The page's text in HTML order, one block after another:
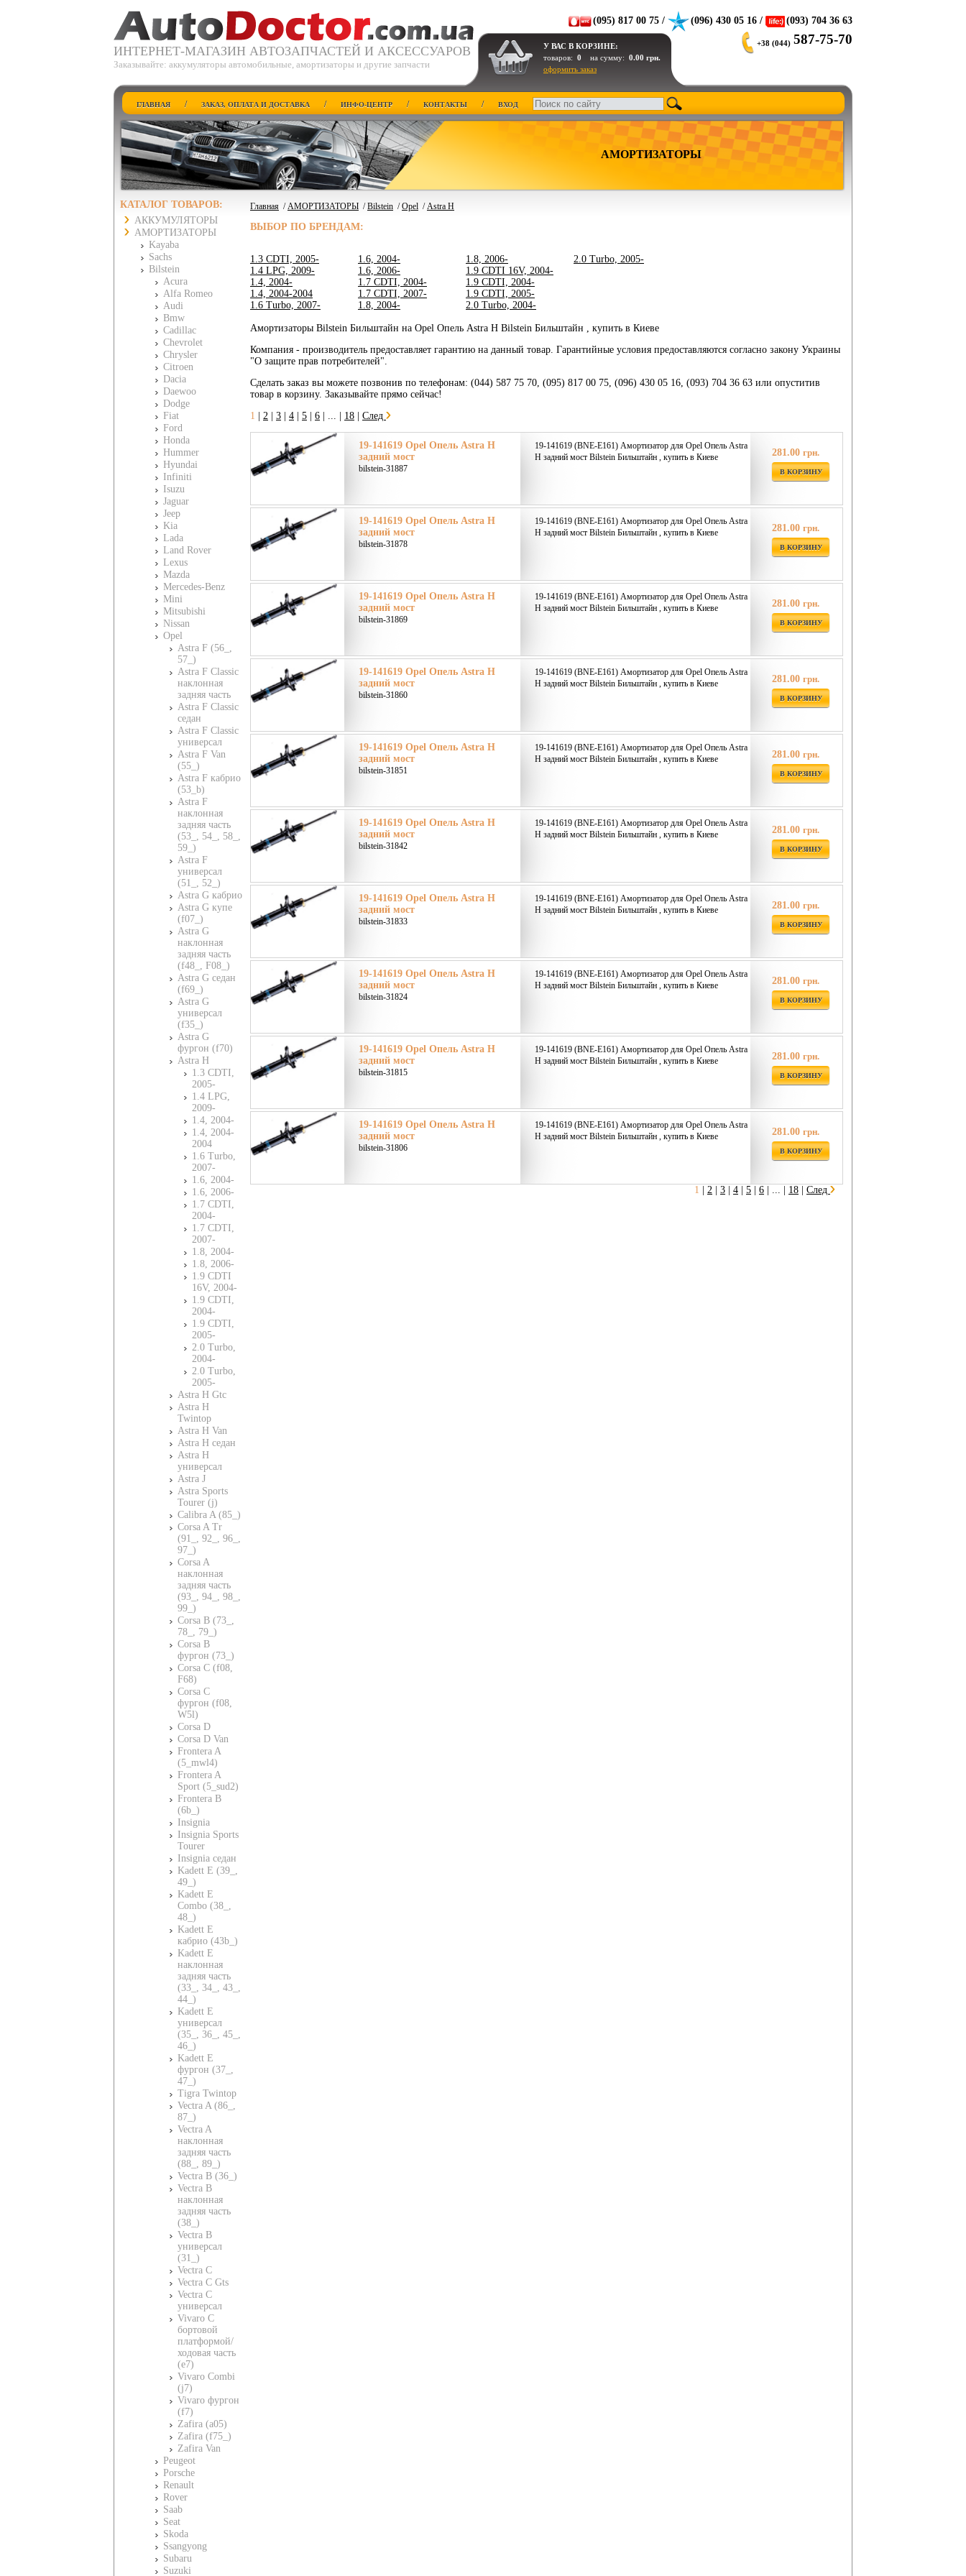
ИНТЕРНЕТ-МАГАЗИН АВТОЗАПЧАСТЕЙ И АКСЕССУАРОВ
Заказывайте: аккумуляторы автомобильные, амортизаторы и другие запчасти
(095) 817 00 75 / (096) 430 05 16 / (093) 704 36 63
У ВАС В КОРЗИНЕ:
товаров: 0 на сумму: 0.00 грн.
оформить заказ
+38 (044) 587-75-70
ГЛАВНАЯ / ЗАКАЗ, ОПЛАТА И ДОСТАВКА / ИНФО-ЦЕНТР / КОНТАКТЫ / ВХОД
АМОРТИЗАТОРЫ
КАТАЛОГ ТОВАРОВ:
АККУМУЛЯТОРЫ
АМОРТИЗАТОРЫ
Kayaba
Sachs
Bilstein
Acura
Alfa Romeo
Audi
Bmw
Cadillac
Chevrolet
Chrysler
Citroen
Dacia
Daewoo
Dodge
Fiat
Ford
Honda
Hummer
Hyundai
Infiniti
Isuzu
Jaguar
Jeep
Kia
Lada
Land Rover
Lexus
Mazda
Mercedes-Benz
Mini
Mitsubishi
Nissan
Opel
Astra F (56_,
57_)
Astra F Classic
наклонная
задняя часть
Astra F Classic
седан
Astra F Classic
универсал
Astra F Van
(55_)
Astra F кабрио
(53_b)
Astra F
наклонная
задняя часть
(53_, 54_, 58_,
59_)
Astra F
универсал
(51_, 52_)
Astra G кабрио
Astra G купе
(f07_)
Astra G
наклонная
задняя часть
(f48_, F08_)
Astra G седан
(f69_)
Astra G
универсал
(f35_)
Astra G
фургон (f70)
Astra H
1.3 CDTI,
2005-
1.4 LPG,
2009-
1.4, 2004-
1.4, 2004-
2004
1.6 Turbo,
2007-
1.6, 2004-
1.6, 2006-
1.7 CDTI,
2004-
1.7 CDTI,
2007-
1.8, 2004-
1.8, 2006-
1.9 CDTI
16V, 2004-
1.9 CDTI,
2004-
1.9 CDTI,
2005-
2.0 Turbo,
2004-
2.0 Turbo,
2005-
Astra H Gtc
Astra H
Twintop
Astra H Van
Astra H седан
Astra H
универсал
Astra J
Astra Sports
Tourer (j)
Calibra A (85_)
Corsa A Tr
(91_, 92_, 96_,
97_)
Corsa A
наклонная
задняя часть
(93_, 94_, 98_,
99_)
Corsa B (73_,
78_, 79_)
Corsa B
фургон (73_)
Corsa C (f08,
F68)
Corsa C
фургон (f08,
W5l)
Corsa D
Corsa D Van
Frontera A
(5_mwl4)
Frontera A
Sport (5_sud2)
Frontera B
(6b_)
Insignia
Insignia Sports
Tourer
Insignia седан
Kadett E (39_,
49_)
Kadett E
Combo (38_,
48_)
Kadett E
кабрио (43b_)
Kadett E
наклонная
задняя часть
(33_, 34_, 43_,
44_)
Kadett E
универсал
(35_, 36_, 45_,
46_)
Kadett E
фургон (37_,
47_)
Tigra Twintop
Vectra A (86_,
87_)
Vectra A
наклонная
задняя часть
(88_, 89_)
Vectra B (36_)
Vectra B
наклонная
задняя часть
(38_)
Vectra B
универсал
(31_)
Vectra C
Vectra C Gts
Vectra C
универсал
Vivaro C
бортовой
платформой/
ходовая часть
(e7)
Vivaro Combi
(j7)
Vivaro фургон
(f7)
Zafira (a05)
Zafira (f75_)
Zafira Van
Peugeot
Porsche
Renault
Rover
Saab
Seat
Skoda
Ssangyong
Subaru
Suzuki
Главная /АМОРТИЗАТОРЫ /Bilstein /Opel /Astra H
ВЫБОР ПО БРЕНДАМ:
1.3 CDTI, 2005-
1.4 LPG, 2009-
1.4, 2004-
1.4, 2004-2004
1.6 Turbo, 2007-
1.6, 2004-
1.6, 2006-
1.7 CDTI, 2004-
1.7 CDTI, 2007-
1.8, 2004-
1.8, 2006-
1.9 CDTI 16V, 2004-
1.9 CDTI, 2004-
1.9 CDTI, 2005-
2.0 Turbo, 2004-
2.0 Turbo, 2005-
Амортизаторы Bilstein Бильштайн на Opel Опель Astra H Bilstein Бильштайн , купить в Киеве
Компания - производитель предоставляет гарантию на данный товар. Гарантийные условия предоставляются согласно закону Украины
"О защите прав потребителей".
Сделать заказ вы можете позвонив по телефонам: (044) 587 75 70, (095) 817 00 75, (096) 430 05 16, (093) 704 36 63 или опуститив
товар в корзину. Заказывайте прямо сейчас!
1
2 3 4 5 6 ... | 18 След
19-141619 Opel Опель Astra H
задний мост
bilstein-31887
19-141619 (BNE-E161) Амортизатор для Opel Опель Astra
H задний мост Bilstein Бильштайн , купить в Киеве
281.00 грн.
В КОРЗИНУ
19-141619 Opel Опель Astra H
задний мост
bilstein-31878
19-141619 (BNE-E161) Амортизатор для Opel Опель Astra
H задний мост Bilstein Бильштайн , купить в Киеве
281.00 грн.
В КОРЗИНУ
19-141619 Opel Опель Astra H
задний мост
bilstein-31869
19-141619 (BNE-E161) Амортизатор для Opel Опель Astra
H задний мост Bilstein Бильштайн , купить в Киеве
281.00 грн.
В КОРЗИНУ
19-141619 Opel Опель Astra H
задний мост
bilstein-31860
19-141619 (BNE-E161) Амортизатор для Opel Опель Astra
H задний мост Bilstein Бильштайн , купить в Киеве
281.00 грн.
В КОРЗИНУ
19-141619 Opel Опель Astra H
задний мост
bilstein-31851
19-141619 (BNE-E161) Амортизатор для Opel Опель Astra
H задний мост Bilstein Бильштайн , купить в Киеве
281.00 грн.
В КОРЗИНУ
19-141619 Opel Опель Astra H
задний мост
bilstein-31842
19-141619 (BNE-E161) Амортизатор для Opel Опель Astra
H задний мост Bilstein Бильштайн , купить в Киеве
281.00 грн.
В КОРЗИНУ
19-141619 Opel Опель Astra H
задний мост
bilstein-31833
19-141619 (BNE-E161) Амортизатор для Opel Опель Astra
H задний мост Bilstein Бильштайн , купить в Киеве
281.00 грн.
В КОРЗИНУ
19-141619 Opel Опель Astra H
задний мост
bilstein-31824
19-141619 (BNE-E161) Амортизатор для Opel Опель Astra
H задний мост Bilstein Бильштайн , купить в Киеве
281.00 грн.
В КОРЗИНУ
19-141619 Opel Опель Astra H
задний мост
bilstein-31815
19-141619 (BNE-E161) Амортизатор для Opel Опель Astra
H задний мост Bilstein Бильштайн , купить в Киеве
281.00 грн.
В КОРЗИНУ
19-141619 Opel Опель Astra H
задний мост
bilstein-31806
19-141619 (BNE-E161) Амортизатор для Opel Опель Astra
H задний мост Bilstein Бильштайн , купить в Киеве
281.00 грн.
В КОРЗИНУ
1 2 3 4 5 6 ... | 18 След